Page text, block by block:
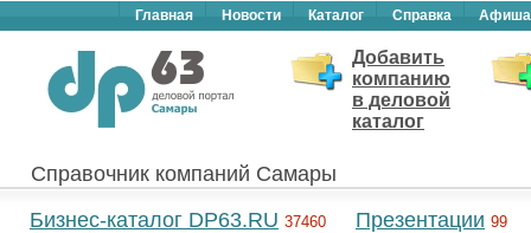
Главная Новости Каталог Справка Афиша
Добавить
компанию
в деловой
каталог
Справочник компаний Самары
Бизнес-каталог DP63.RU 37460 Презентации 99